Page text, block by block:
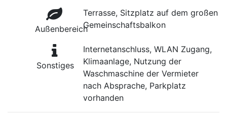
Außenbereich
Terrasse, Sitzplatz auf dem großen
Gemeinschaftsbalkon
Sonstiges
Internetanschluss, WLAN Zugang,
Klimaanlage, Nutzung der
Waschmaschine der Vermieter
nach Absprache, Parkplatz
vorhanden